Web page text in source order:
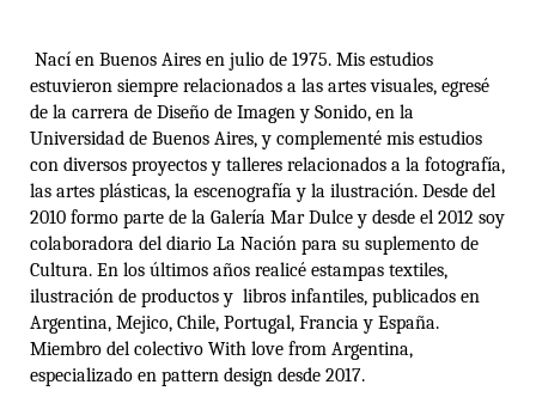
Nací en Buenos Aires en julio de 1975. Mis estudios
estuvieron siempre relacionados a las artes visuales, egresé
de la carrera de Diseño de Imagen y Sonido, en la
Universidad de Buenos Aires, y complementé mis estudios
con diversos proyectos y talleres relacionados a la fotografía,
las artes plásticas, la escenografía y la ilustración. Desde del
2010 formo parte de la Galería Mar Dulcey desde el 2012 soy
colaboradora del diario La Nación para su suplemento de
Cultura. En los últimos años realicé estampas textiles,
ilustración de productos y libros infantiles, publicados en
Argentina, Mejico, Chile, Portugal, Franciay España.
Miembro del colectivo With love from Argentina,
especializado en pattern design desde 2017.